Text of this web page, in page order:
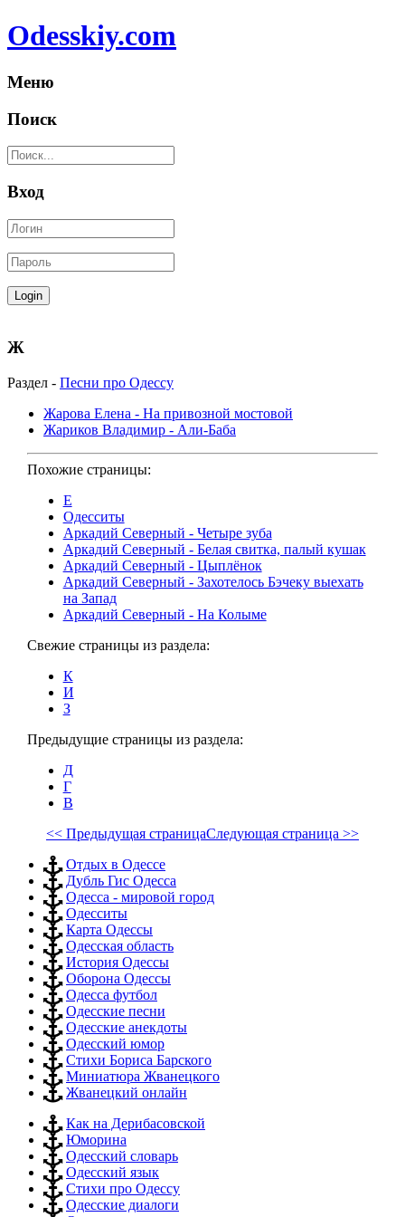
Odesskiy.com
Меню
Поиск
Вход
Ж
Раздел - Песни про Одессу
Жарова Елена - На привозной мостовой
Жариков Владимир - Али-Баба
Похожие страницы:
Е
Одесситы
Аркадий Северный - Четыре зуба
Аркадий Северный - Белая свитка, палый кушак
Аркадий Северный - Цыплёнок
Аркадий Северный - Захотелось Бэчеку выехать
на Запад
Аркадий Северный - На Колыме
Свежие страницы из раздела:
К
И
З
Предыдущие страницы из раздела:
Д
Г
В
<< Предыдущая страницаСледующая страница >>
Отдых в Одессе
Дубль Гис Одесса
Одесса - мировой город
Одесситы
Карта Одессы
Одесская область
История Одессы
Оборона Одессы
Одесса футбол
Одесские песни
Одесские анекдоты
Одесский юмор
Стихи Бориса Барского
Миниатюра Жванецкого
Жванецкий онлайн
Как на Дерибасовской
Юморина
Одесский словарь
Одесский язык
Стихи про Одессу
Одесские диалоги